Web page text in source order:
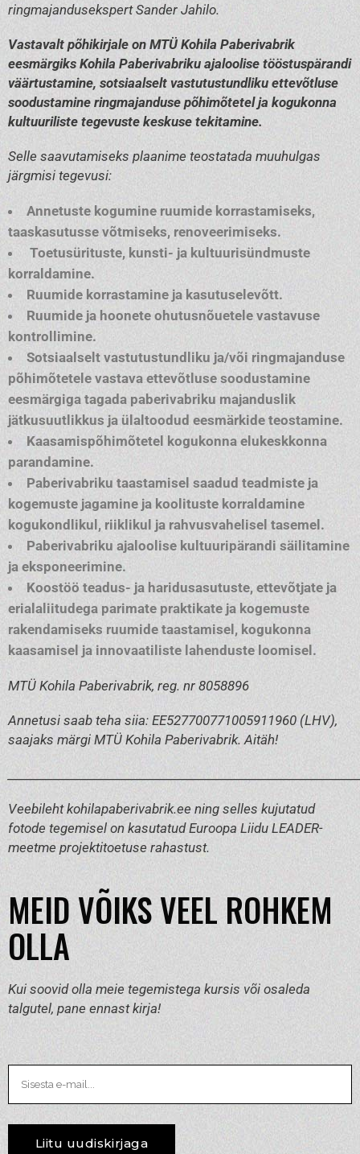
ringmajandusekspert Sander Jahilo.
Vastavalt põhikirjale on MTÜ Kohila Paberivabrik
eesmärgiks Kohila Paberivabriku ajaloolise tööstuspärandi
väärtustamine, sotsiaalselt vastutustundliku ettevõtluse
soodustamine ringmajanduse põhimõtetel ja kogukonna
kultuuriliste tegevuste keskuse tekitamine.
Selle saavutamiseks plaanime teostatada muuhulgas
järgmisi tegevusi:
Annetuste kogumine ruumide korrastamiseks,
taaskasutusse võtmiseks, renoveerimiseks.
Toetusürituste, kunsti- ja kultuurisündmuste
korraldamine.
Ruumide korrastamine ja kasutuselevõtt.
Ruumide ja hoonete ohutusnõuetele vastavuse
kontrollimine.
Sotsiaalselt vastutustundliku ja/või ringmajanduse
põhimõtetele vastava ettevõtluse soodustamine
eesmärgiga tagada paberivabriku majanduslik
jätkusuutlikkus ja ülaltoodud eesmärkide teostamine.
Kaasamispõhimõtetel kogukonna elukeskkonna
parandamine.
Paberivabriku taastamisel saadud teadmiste ja
kogemuste jagamine ja koolituste korraldamine
kogukondlikul, riiklikul ja rahvusvahelisel tasemel.
Paberivabriku ajaloolise kultuuripärandi säilitamine
ja eksponeerimine.
Koostöö teadus- ja haridusasutuste, ettevõtjate ja
erialaliitudega parimate praktikate ja kogemuste
rakendamiseks ruumide taastamisel, kogukonna
kaasamisel ja innovaatiliste lahenduste loomisel.
MTÜ Kohila Paberivabrik, reg. nr 8058896
Annetusi saab teha siia: EE527700771005911960 (LHV),
saajaks märgi MTÜ Kohila Paberivabrik. Aitäh!
Veebileht kohilapaberivabrik.ee ning selles kujutatud
fotode tegemisel on kasutatud Euroopa Liidu LEADER-
meetme projektitoetuse rahastust.
MEID VÕIKS VEEL ROHKEM
OLLA
Kui soovid olla meie tegemistega kursis või osaleda
talgutel, pane ennast kirja!